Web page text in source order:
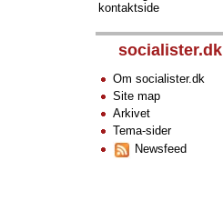
kontaktside
socialister.dk
Om socialister.dk
Site map
Arkivet
Tema-sider
Newsfeed